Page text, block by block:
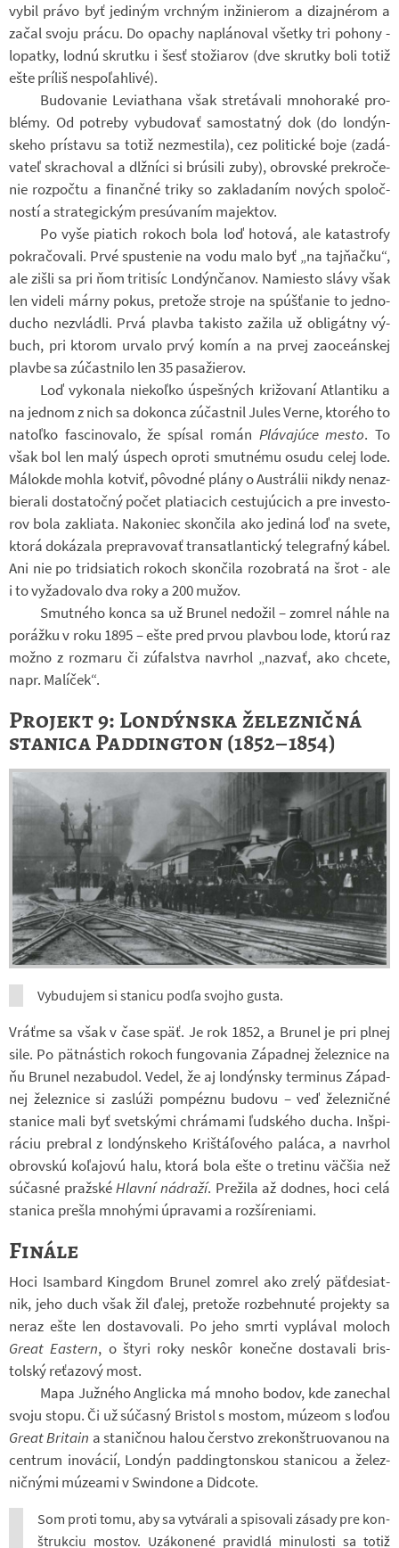
vybil právo byť je­di­ným vrch­ným in­ži­nie­rom a di­za­j­né­rom a
začal svoju prácu. Do opa­chy na­plá­no­val všetky tri po­hony -
lo­patky, lodnú skrutku i šesť sto­ži­a­rov (dve skrutky boli totiž
ešte prí­liš nespoľahlivé).
Bu­do­va­nie Le­vi­athana však stretá­vali mno­horaké pro­
blémy. Od po­treby vy­bu­do­vať sa­mo­statný dok (do lon­dýn­
skeho prístavu sa totiž ne­zmes­tila), cez po­li­tické boje (za­dá­
vateľ skra­cho­val a dlž­níci si br­ú­sili zuby), ob­rov­ské pre­kro­če­
nie roz­počtu a fi­nančné triky so za­kla­da­ním no­vých spo­loč­
ností a stra­te­gic­kým pre­s­úva­ním ma­jek­tov.
Po vyše pi­a­tich rokoch bola loď ho­tová, ale ka­ta­strofy
po­kra­čo­vali. Prvé spus­te­nie na vodu malo byť „na ta­jňačku“,
ale zišli sa pri ňom tri­ti­síc Lon­dýn­ča­nov. Na­miesto slávy však
len vi­deli márny pokus, pre­tože stroje na sp­úšťa­nie to jed­no­
du­cho ne­zvládli. Prvá plavba ta­kisto za­žila už ob­li­gátny vý­
buch, pri kto­rom ur­valo prvý komín a na prvej za­o­ce­án­skej
plavbe sa zú­čast­nilo len 35 pa­sa­žie­rov.
Loď vy­ko­nala niekoľko úspeš­ných kri­žo­vaní At­lan­tiku a
na jed­nom z nich sa do­konca zú­čast­nil Jules Verne, kto­rého to
natoľko fas­ci­no­valo, že spí­sal román Plá­vaj­úce mesto. To
však bol len malý úspech oproti smut­nému osudu celej lode.
Má­lo­kde mohla kot­viť, pôvodné plány o Aus­trá­lii nikdy ne­na­z­
bie­rali do­sta­točný počet pla­ti­a­cich ces­tuj­úcich a pre in­ves­to­
rov bola za­kli­ata. Na­ko­niec skon­čila ako je­diná loď na svete,
ktorá do­ká­zala pre­pra­vo­vať transatlan­tický te­le­grafný kábel.
Ani nie po trid­si­a­tich rokoch skon­čila rozob­ratá na šrot - ale
i to vy­ža­do­valo dva roky a 200 mužov.
Smut­ného konca sa už Bru­nel ne­do­žil – zo­mrel náhle na
po­rážku v roku 1895 – ešte pred prvou plav­bou lode, ktorú raz
možno z roz­maru či zú­fal­stva na­vr­hol „na­zvať, ako chcete,
napr. Ma­lí­ček“.
Projekt 9: Londýnska železničná
stanica Paddington (1852–1854)
Vy­bu­du­jem si sta­nicu podľa svojho gusta.
Vráťme sa však v čase späť. Je rok 1852, a Bru­nel je pri plnej
sile. Po pätná­stich rokoch fun­go­va­nia Zá­pad­nej že­lez­nice na
ňu Bru­nel ne­za­bu­dol. Vedel, že aj lon­dýn­sky ter­mi­nus Zá­pad­
nej že­lez­nice si za­sl­úži pompéznu bu­dovu – veď že­lez­ničné
sta­nice mali byť svet­skými chrá­mami ľud­ského ducha. Inšpi­
rá­ciu pre­bral z lon­dýn­skeho Krištáľového pa­láca, a na­vr­hol
ob­rov­skú koľajovú halu, ktorá bola ešte o tretinu väčšia než
súčasné praž­skéHlavní ná­draží. Pre­žila až dodnes, hoci celá
sta­nica pre­šla mno­hými úpra­vami a roz­ší­re­ni­ami.
Finále
Hoci Isam­bard Kin­g­dom Bru­nel zo­mrel ako zrelý päťde­si­at­
nik, jeho duch však žil ďalej, pre­tože roz­behnuté pro­jekty sa
neraz ešte len do­sta­vo­vali. Po jeho smrti vy­plá­val mo­loch
Great Eas­tern, o štyri roky neskôr ko­nečne do­sta­vali bris­
tolský re­ťa­zový most.
Mapa Juž­ného An­g­licka má mnoho bodov, kde za­ne­chal
svoju stopu. Či už súčasný Bris­tol s mos­tom, múzeom s loďou
Great Bri­tain a sta­nič­nou halou čer­stvo zre­kon­štru­o­va­nou na
cen­t­rum ino­vá­cií, Lon­dýn pad­ding­ton­skou sta­ni­cou a že­lez­
nič­nými múze­ami v Swin­done a Did­cote.
Som proti tomu, aby sa vy­tvá­rali a spi­so­vali zá­sady pre kon­
štruk­ciu mos­tov. Uzá­ko­nené pra­vi­dlá mi­nu­losti sa totiž